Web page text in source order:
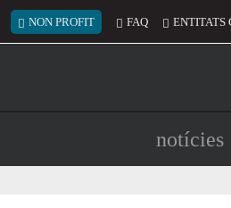
Menú del compte
NON PROFIT FAQ ENTITATS
notícies